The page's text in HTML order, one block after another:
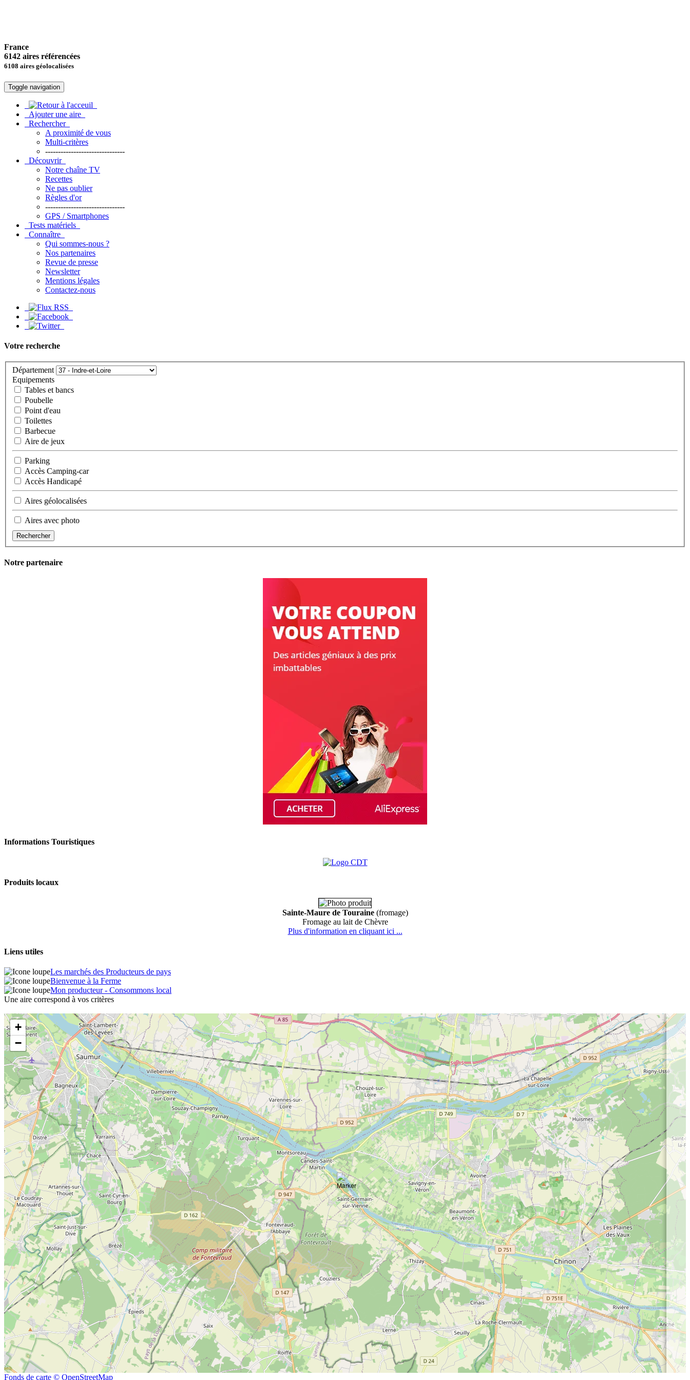
France
6142 aires référencées
6108 aires géolocalisées
Toggle navigation
Ajouter une aire
Rechercher
A proximité de vous
Multi-critères
-------------------------------
Découvrir
Notre chaîne TV
Recettes
Ne pas oublier
Règles d'or
-------------------------------
GPS / Smartphones
Tests matériels
Connaître
Qui sommes-nous ?
Nos partenaires
Revue de presse
Newsletter
Mentions légales
Contactez-nous
Votre recherche
Département
Equipements
Tables et bancs
Poubelle
Point d'eau
Toilettes
Barbecue
Aire de jeux
Parking
Accès Camping-car
Accès Handicapé
Aires géolocalisées
Aires avec photo
Rechercher
Notre partenaire
Informations Touristiques
Produits locaux
Sainte-Maure de Touraine(fromage)
Fromage au lait de Chèvre
Plus d'information en cliquant ici ...
Liens utiles
Les marchés des Producteurs de pays
Bienvenue à la Ferme
Mon producteur - Consommons local
Une aire correspond à vos critères
+
−
Fonds de carte © OpenStreetMap